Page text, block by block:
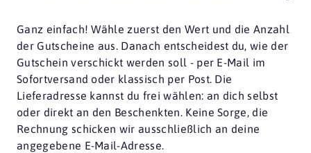
Ganz einfach! Wähle zuerst den Wert und die Anzahl
der Gutscheine aus. Danach entscheidest du, wie der
Gutschein verschickt werden soll - per E-Mail im
Sofortversand oder klassisch per Post. Die
Lieferadresse kannst du frei wählen: an dich selbst
oder direkt an den Beschenkten. Keine Sorge, die
Rechnung schicken wir ausschließlich an deine
angegebene E-Mail-Adresse.